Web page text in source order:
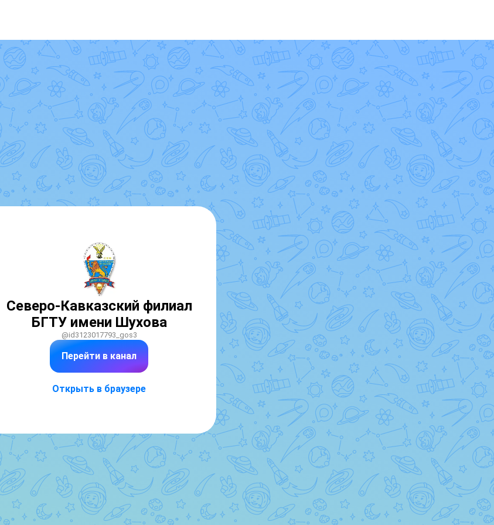
Северо-Кавказский филиал
БГТУ имени Шухова
@id3123017793_gos3
Перейти в канал
Открыть в браузере